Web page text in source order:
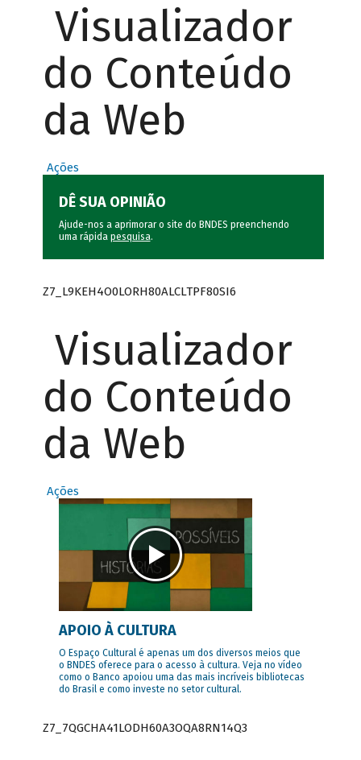
Visualizador
do Conteúdo
da Web
Ações
DÊ SUA OPINIÃO
Ajude-nos a aprimorar o site do BNDES preenchendo
uma rápida pesquisa.
Z7_L9KEH4O0LORH80ALCLTPF80SI6
Visualizador
do Conteúdo
da Web
Ações
APOIO À CULTURA
O Espaço Cultural é apenas um dos diversos meios que
o BNDES oferece para o acesso à cultura. Veja no vídeo
como o Banco apoiou uma das mais incríveis bibliotecas
do Brasil e como investe no setor cultural.
Z7_7QGCHA41LODH60A3OQA8RN14Q3